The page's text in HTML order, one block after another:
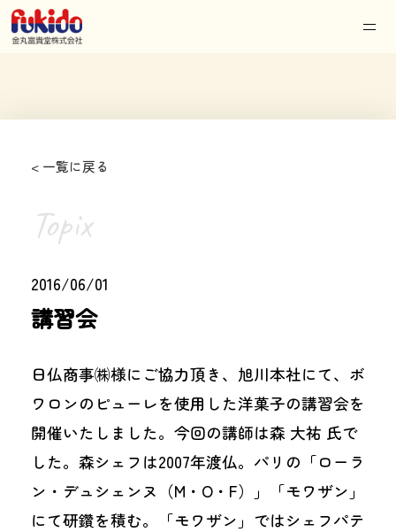
< 一覧に戻る
Topix
2016/06/01
講習会
日仏商事㈱様にご協力頂き、旭川本社にて、ボ
ワロンのピューレを使用した洋菓子の講習会を
開催いたしました。今回の講師は森 大祐 氏で
した。森シェフは2007年渡仏。パリの「ローラ
ン・デュシェンヌ（M・O・F）」「モワザン」
にて研鑽を積む。「モワザン」ではシェフパテ